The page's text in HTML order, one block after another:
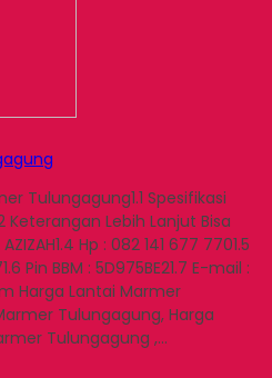
Tulungagung1.1 Spesifikasi
Keterangan Lebih Lanjut Bisa
Hp : 082 141 677 7701.5
Pin BBM : 5D975BE21.7 E-mail :
Harga Lantai Marmer
Tulungagung, Harga
Tulungagung ,…